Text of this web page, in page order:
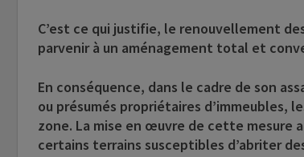
C’est ce qui justifie, le renouvellement
parvenir à un aménagement total et
En conséquence, dans le cadre de son
ou présumés propriétaires d’immeubles,
zone. La mise en œuvre de cette
certains terrains susceptibles d’abriter